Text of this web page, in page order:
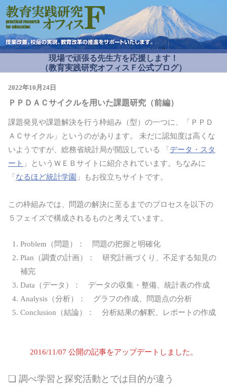
現場で頑張る先生方を応援します！
（教育実践研究オフィスＦ公式ブログ）
2022年10月24日
ＰＰＤＡＣサイクルを用いた課題研究（前編）
課題発見や課題解決を行う枠組み（型）の一つに、「ＰＰＤ
ＡＣサイクル」というのがあります。 未だに認知度は高くな
いようですが、総務省統計局が開設している 「データ・スタ
ート 」というＷＥＢサイトに紹介されています。ちなみに
「なるほど統計学園 」もお役立ちサイトです。
この枠組みでは、問題の解決に至るまでのプロセスを以下の
５フェイズで構成されるものと考えています。
Problem（問題）： 問題の把握と明確化
Plan（調査の計画）： 研究計画づくり、不足する知見の
補完
Data（データ）： データの収集・整備、統計表の作成
Analysis（分析）： グラフの作成、問題点の分析
Conclusion（結論）： 分析結果の解釈、レポートの作成
2016/11/07 公開の記事をアップデートしました。
❏ 調べ学習と探究活動とでは目的が違う